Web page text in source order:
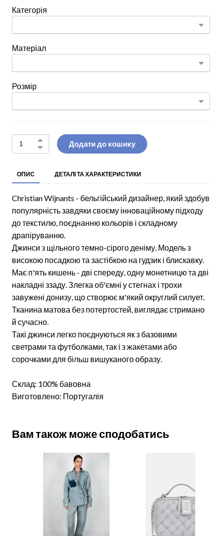
Категорія
Матеріал
Розмір
Додати до кошику
ОПИС ДЕТАЛІ ТА ХАРАКТЕРИСТИКИ
Christian Wijnants - бельгійський дизайнер, який здобув
популярність завдяки своєму інноваційному підходу
до текстилю, поєднанню кольорів і складному
драпіруванню.
Джинси з щільного темно-сірого деніму. Модель з
високою посадкою та застібкою на гудзик і блискавку.
Має п'ять кишень - дві спереду, одну монетницю та дві
накладні ззаду. Злегка об'ємні у стегнах і трохи
завужені донизу, що створює м'який округлий силует.
Тканина матова без потертостей, виглядає стримано
й сучасно.
Такі джинси легко поєднуються як з базовими
светрами та футболками, так і з жакетами або
сорочками для більш вишуканого образу.
Склад: 100% бавовна
Виготовлено: Португалія
Вам також може сподобатись